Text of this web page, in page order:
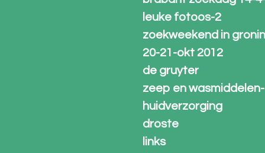
leuke fotoos-2
zoekweekend in
20-21-okt 2012
de gruyter
zeep en wasmiddelen-
huidverzorging
droste
links